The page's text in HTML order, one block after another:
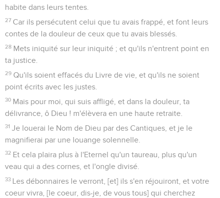
habite dans leurs tentes.
27 Car ils persécutent celui que tu avais frappé, et font leurs
contes de la douleur de ceux que tu avais blessés.
28 Mets iniquité sur leur iniquité ; et qu'ils n'entrent point en
ta justice.
29 Qu'ils soient effacés du Livre de vie, et qu'ils ne soient
point écrits avec les justes.
30 Mais pour moi, qui suis affligé, et dans la douleur, ta
délivrance, ô Dieu ! m'élèvera en une haute retraite.
31 Je louerai le Nom de Dieu par des Cantiques, et je le
magnifierai par une louange solennelle.
32 Et cela plaira plus à l'Eternel qu'un taureau, plus qu'un
veau qui a des cornes, et l'ongle divisé.
33 Les débonnaires le verront, [et] ils s'en réjouiront, et votre
coeur vivra, [le coeur, dis-je, de vous tous] qui cherchez